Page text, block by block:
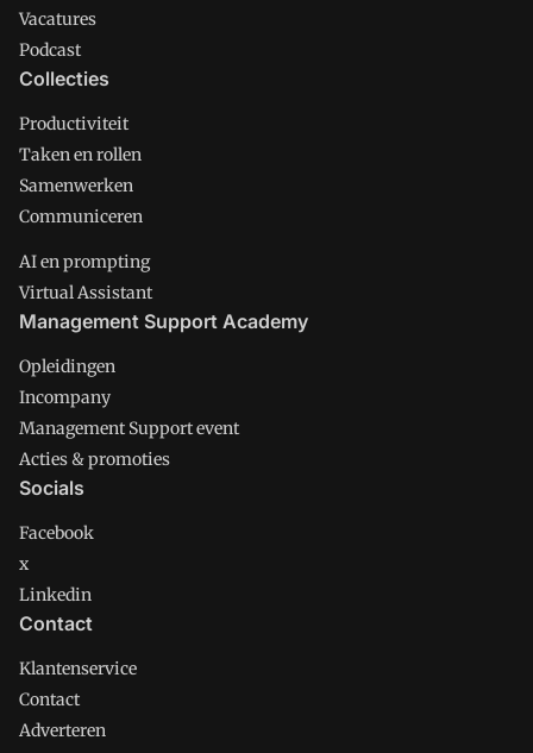
Vacatures
Podcast
Collecties
Productiviteit
Taken en rollen
Samenwerken
Communiceren
AI en prompting
Virtual Assistant
Management Support Academy
Opleidingen
Incompany
Management Support event
Acties & promoties
Socials
Facebook
x
Linkedin
Contact
Klantenservice
Contact
Adverteren